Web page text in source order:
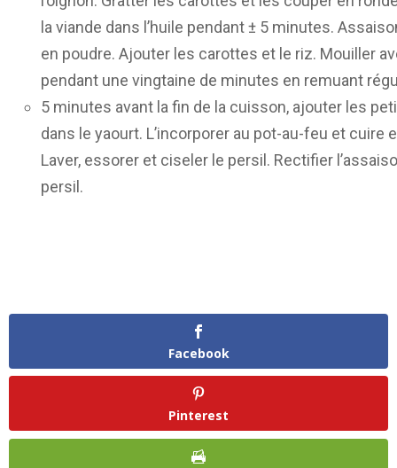
la viande dans l’huile pendant ± 5 minutes.
en poudre. Ajouter les carottes et le riz. Mouiller
pendant une vingtaine de minutes en remuant
5 minutes avant la fin de la cuisson, ajouter les
dans le yaourt. L’incorporer au pot-au-feu et cuire
Laver, essorer et ciseler le persil. Rectifier
persil.
Facebook
Pinterest